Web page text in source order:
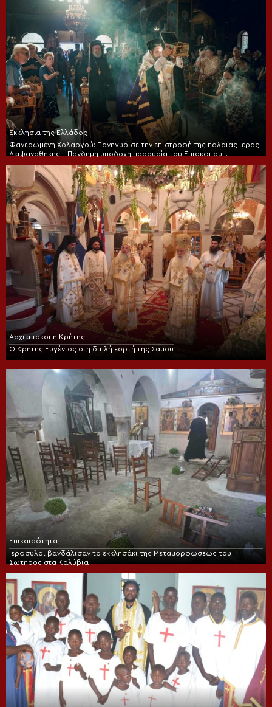
Εκκλησία της Ελλάδος
Φανερωμένη Χολαργού: Πανηγύρισε την επιστροφή της παλαιάς ιεράς
Λειψανοθήκης – Πάνδημη υποδοχή παρουσία του Επισκόπου
Χριστουπόλεως
Αρχιεπισκοπή Κρήτης
Ο Κρήτης Ευγένιος στη διπλή εορτή της Σάμου
Επικαιρότητα
Ιερόσυλοι βανδάλισαν το εκκλησάκι της Μεταμορφώσεως του
Σωτήρος στα Καλύβια